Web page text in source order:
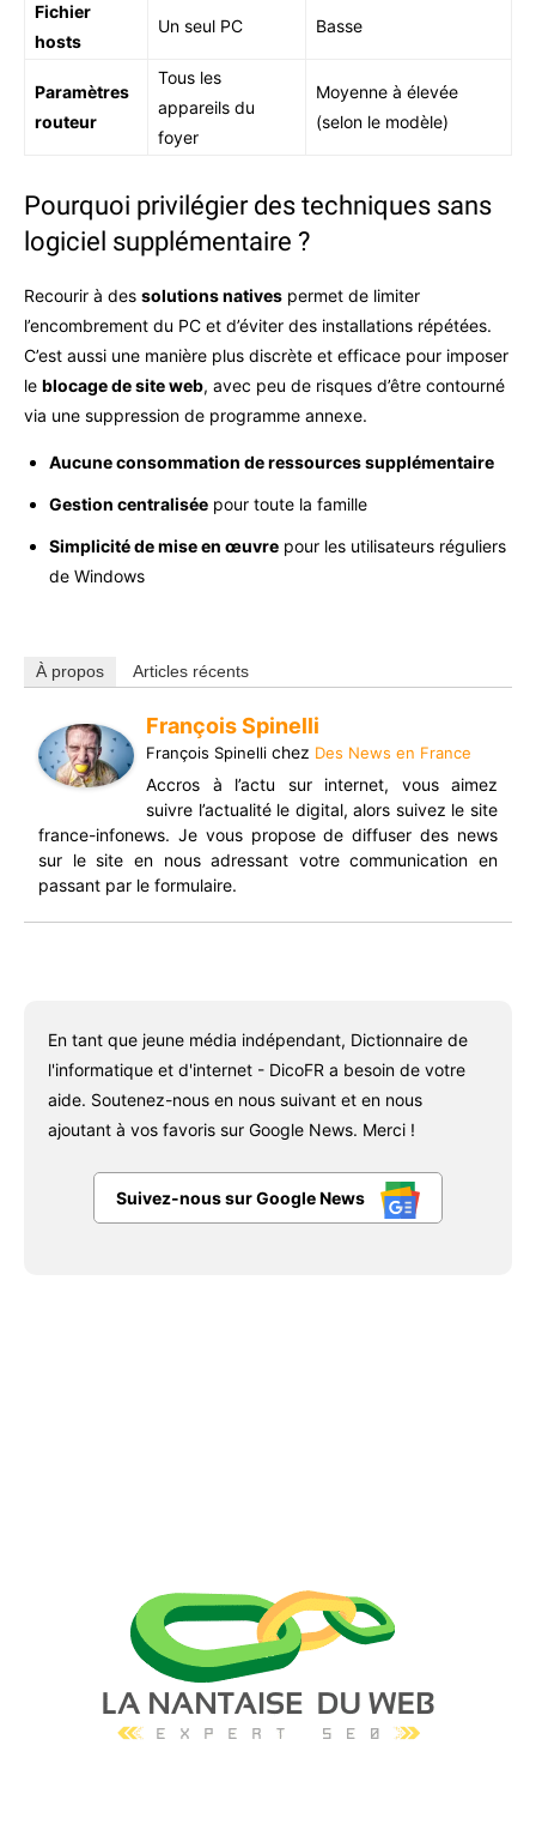
Fichier
hosts
Un seul PC Basse
Paramètres
routeur
Tous les
appareils du
foyer
Moyenne à élevée
(selon le modèle)
Pourquoi privilégier des techniques sans
logiciel supplémentaire ?
Recourir à des solutions natives permet de limiter
l’encombrement du PC et d’éviter des installations répétées.
C’est aussi une manière plus discrète et efficace pour imposer
le blocage de site web, avec peu de risques d’être contourné
via une suppression de programme annexe.
Aucune consommation de ressources supplémentaire
Gestion centralisée pour toute la famille
Simplicité de mise en œuvre pour les utilisateurs réguliers
de Windows
À propos Articles récents
François Spinelli
François Spinelli chez Des News en France
Accros à l’actu sur internet, vous aimez
suivre l’actualité le digital, alors suivez le site
france-infonews. Je vous propose de diffuser des news
sur le site en nous adressant votre communication en
passant par le formulaire.
En tant que jeune média indépendant, Dictionnaire de
l'informatique et d'internet - DicoFR a besoin de votre
aide. Soutenez-nous en nous suivant et en nous
ajoutant à vos favoris sur Google News. Merci !
Suivez-nous sur Google News